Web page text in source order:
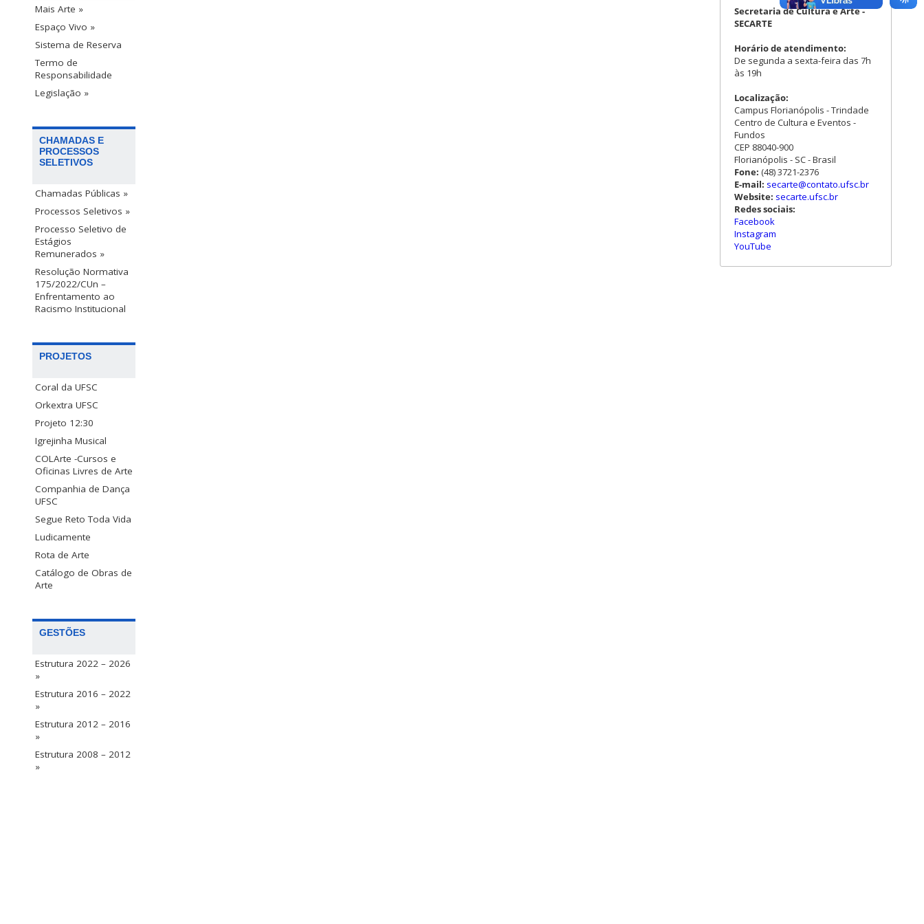
Mais Arte »
Espaço Vivo »
Sistema de Reserva
Termo de
Responsabilidade
Legislação »
CHAMADAS E
PROCESSOS
SELETIVOS
Chamadas Públicas »
Processos Seletivos »
Processo Seletivo de
Estágios
Remunerados »
Resolução Normativa
175/2022/CUn –
Enfrentamento ao
Racismo Institucional
PROJETOS
Coral da UFSC
Orkextra UFSC
Projeto 12:30
Igrejinha Musical
COLArte -Cursos e
Oficinas Livres de Arte
Companhia de Dança
UFSC
Segue Reto Toda Vida
Ludicamente
Rota de Arte
Catálogo de Obras de
Arte
GESTÕES
Estrutura 2022 – 2026
»
Estrutura 2016 – 2022
»
Estrutura 2012 – 2016
»
Estrutura 2008 – 2012
»
Secretaria de Cultura e Arte -
SECARTE
Horário de atendimento:
De segunda a sexta-feira das 7h
às 19h
Localização:
Campus Florianópolis - Trindade
Centro de Cultura e Eventos -
Fundos
CEP 88040-900
Florianópolis - SC - Brasil
Fone: (48) 3721-2376
E-mail: secarte@contato.ufsc.br
Website: secarte.ufsc.br
Redes sociais:
Facebook
Instagram
YouTube